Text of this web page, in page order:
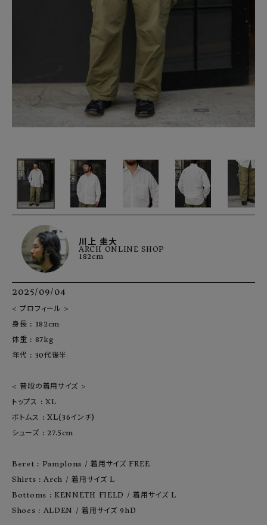
プライバシーポリシー
特定商取引法について
OFFICIAL WEB SITE
ACCOUNT MENU
川上 圭大
ARCH ONLINE SHOP
182cm
2025/09/04
< プロフィール >
身長 : 182cm
体重 : 87kg
年代 : 30代後半
< 普段の着用サイズ >
トップス : XL
ボトムス : XL(36インチ)
シューズ : 27.5cm
Beret : Pamplona / 着用サイズ FREE
Shirts : Arch / 着用サイズ L
Bottoms : KENNETH FIELD / 着用サイズ L
Shoes : ALDEN / 着用サイズ 9hD